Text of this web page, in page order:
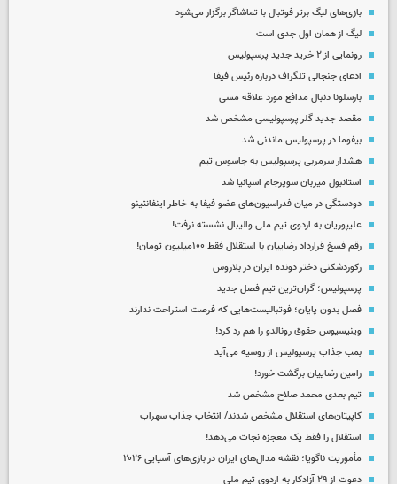
بازی‌های لیگ برتر فوتبال با تماشاگر برگزار می‌شود
لیگ از همان اول جدی است
رونمایی از ۲ خرید جدید پرسپولیس
ادعای جنجالی تلگراف درباره رئیس فیفا
بارسلونا دنبال مدافع مورد علاقه مسی
مقصد جدید گلر پرسپولیسی مشخص شد
بیفوما در پرسپولیس ماندنی شد
هشدار سرمربی پرسپولیس به جاسوس تیم
استانبول میزبان سوپرجام اسپانیا شد
دودستگی در میان فدراسیون‌های عضو فیفا به خاطر اینفانتینو
علیپوریان به اردوی تیم ملی والیبال نشسته نرفت!
رقم فسخ قرارداد رضاییان با استقلال فقط ۱۰۰میلیون تومان!
رکوردشکنی دختر دونده ایران در بلاروس
پرسپولیس؛ گران‌ترین تیم فصل جدید
فصل بدون پایان؛ فوتبالیست‌هایی که فرصت استراحت ندارند
وینیسیوس حقوق رونالدو را هم رد کرد!
بمب جذاب پرسپولیس از روسیه می‌آید
رامین رضاییان برگشت خورد!
تیم بعدی محمد صلاح مشخص شد
کاپیتان‌های استقلال مشخص شدند/ انتخاب جذاب سهراب
استقلال را فقط یک معجزه نجات می‌دهد!
مأموریت ناگویا؛ نقشه مدال‌های ایران در بازی‌های آسیایی ۲۰۲۶
دعوت از ۲۹ آزادکار به اردوی تیم ملی